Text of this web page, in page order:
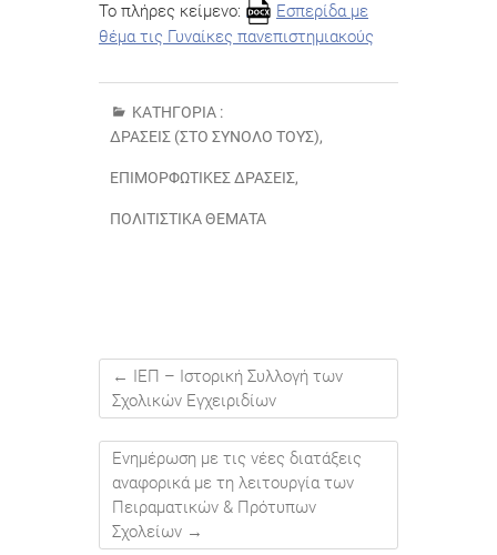
Το πλήρες κείμενο:
Εσπερίδα με
θέμα τις Γυναίκες πανεπιστημιακούς
ΚΑΤΗΓΟΡΊΑ :
ΔΡΆΣΕΙΣ (ΣΤΟ ΣΎΝΟΛΌ ΤΟΥΣ),
ΕΠΙΜΟΡΦΩΤΙΚΈΣ ΔΡΆΣΕΙΣ,
ΠΟΛΙΤΙΣΤΙΚΆ ΘΈΜΑΤΑ
← ΙΕΠ – Ιστορική Συλλογή των
Σχολικών Εγχειριδίων
Ενημέρωση με τις νέες διατάξεις
αναφορικά με τη λειτουργία των
Πειραματικών & Πρότυπων
Σχολείων →